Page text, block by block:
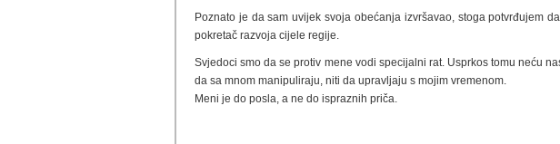
Poznato je da sam uvijek svoja obećanja izvršavao, stoga potvrđujem
pokretač razvoja cijele regije.
Svjedoci smo da se protiv mene vodi specijalni rat. Usprkos tomu neću
da sa mnom manipuliraju, niti da upravljaju s mojim vremenom.
Meni je do posla, a ne do ispraznih priča.